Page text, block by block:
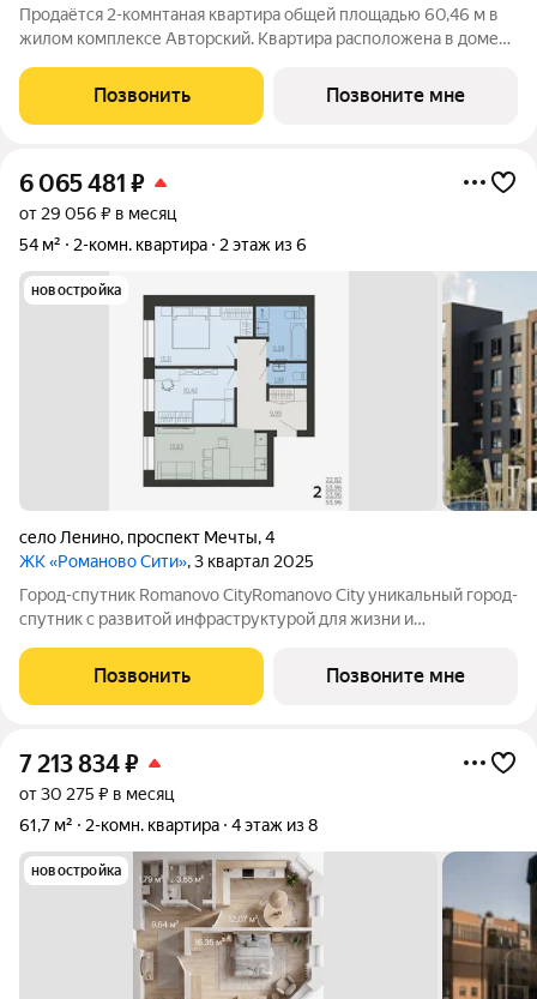
Продаётся 2-комнтаная квартира общей площадью 60,46 м в
жилом комплексе Авторский. Квартира расположена в доме
вид на город! Жилая площадь 31,66 м оптимальная и
рациональная.
Позвонить Позвоните мне
6 065 481 ₽
от 29 056 ₽ в месяц
54 м²
2-комн. квартира 2 этаж из 6
новостройка
село Ленино, проспект Мечты,4
ЖК «Романово Сити», 3 квартал 2025
Город-спутник Romanovo CityRomanovo City уникальный город-
спутник с развитой инфраструктурой для жизни и
расположен в 8 км от Липецка, общая площадь 100 га.
Перспективная численность населения
Позвонить Позвоните мне
7 213 834₽
от 30 275 ₽ в месяц
61,7 м²
2-комн. квартира 4 этаж из 8
новостройка